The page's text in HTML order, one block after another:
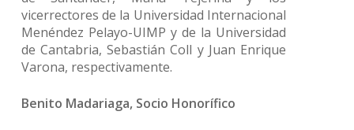
vicerrectores de la Universidad Internacional
Menéndez Pelayo-UIMP y de la Universidad
de Cantabria, Sebastián Coll y Juan Enrique
Varona, respectivamente.
Benito Madariaga, Socio Honorífico